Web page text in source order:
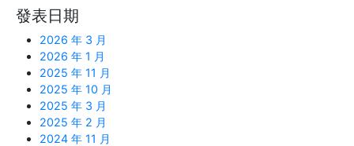
覽
章
文
章
發表日期
2026 年 3 月
2026 年 1 月
2025 年 11 月
2025 年 10 月
2025 年 3 月
2025 年 2 月
2024 年 11 月